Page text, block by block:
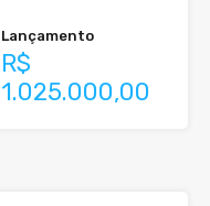
Lançamento
R$
1.025.000,00